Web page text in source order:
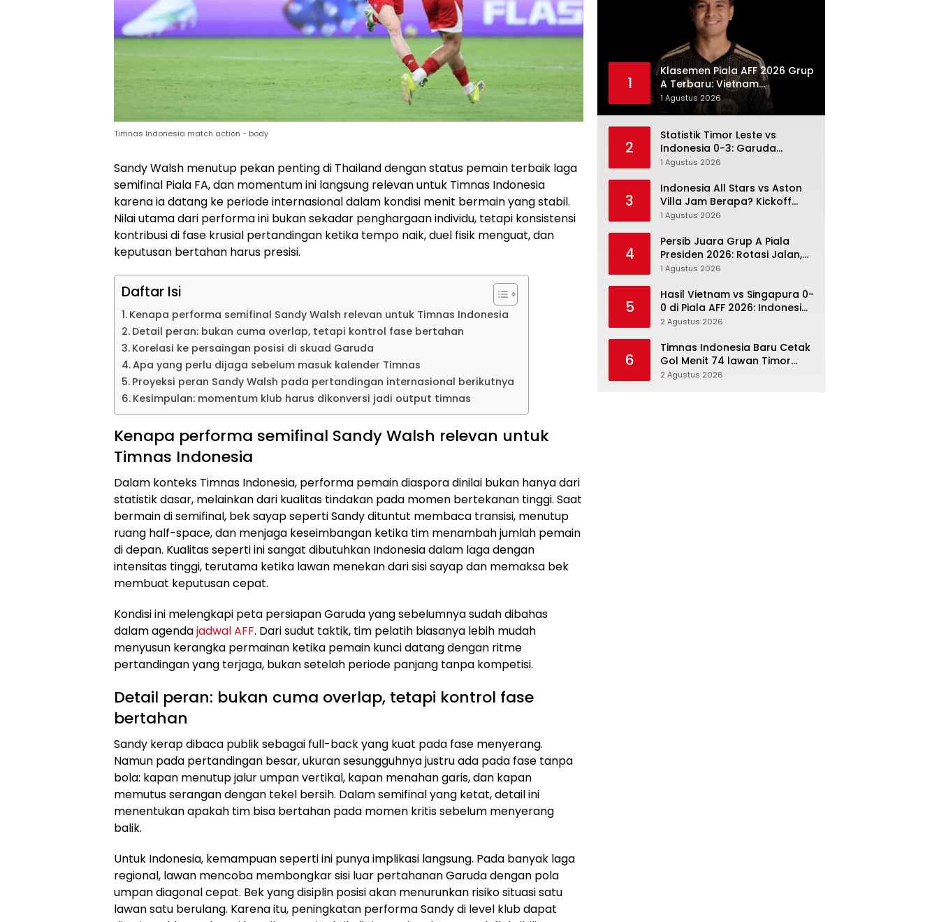
Timnas Indonesia match action - body
Sandy Walsh menutup pekan penting di Thailand dengan status pemain terbaik laga
semifinal Piala FA, dan momentum ini langsung relevan untuk Timnas Indonesia
karena ia datang ke periode internasional dalam kondisi menit bermain yang stabil.
Nilai utama dari performa ini bukan sekadar penghargaan individu, tetapi konsistensi
kontribusi di fase krusial pertandingan ketika tempo naik, duel fisik menguat, dan
keputusan bertahan harus presisi.
Daftar Isi
Kenapa performa semifinal Sandy Walsh relevan untuk Timnas Indonesia
Detail peran: bukan cuma overlap, tetapi kontrol fase bertahan
Korelasi ke persaingan posisi di skuad Garuda
Apa yang perlu dijaga sebelum masuk kalender Timnas
Proyeksi peran Sandy Walsh pada pertandingan internasional berikutnya
Kesimpulan: momentum klub harus dikonversi jadi output timnas
Kenapa performa semifinal Sandy Walsh relevan untuk
Timnas Indonesia
Dalam konteks Timnas Indonesia, performa pemain diaspora dinilai bukan hanya dari
statistik dasar, melainkan dari kualitas tindakan pada momen bertekanan tinggi. Saat
bermain di semifinal, bek sayap seperti Sandy dituntut membaca transisi, menutup
ruang half-space, dan menjaga keseimbangan ketika tim menambah jumlah pemain
di depan. Kualitas seperti ini sangat dibutuhkan Indonesia dalam laga dengan
intensitas tinggi, terutama ketika lawan menekan dari sisi sayap dan memaksa bek
membuat keputusan cepat.
Kondisi ini melengkapi peta persiapan Garuda yang sebelumnya sudah dibahas
dalam agendajadwal AFF. Dari sudut taktik, tim pelatih biasanya lebih mudah
menyusun kerangka permainan ketika pemain kunci datang dengan ritme
pertandingan yang terjaga, bukan setelah periode panjang tanpa kompetisi.
Detail peran: bukan cuma overlap, tetapi kontrol fase
bertahan
Sandy kerap dibaca publik sebagai full-back yang kuat pada fase menyerang.
Namun pada pertandingan besar, ukuran sesungguhnya justru ada pada fase tanpa
bola: kapan menutup jalur umpan vertikal, kapan menahan garis, dan kapan
memutus serangan dengan tekel bersih. Dalam semifinal yang ketat, detail ini
menentukan apakah tim bisa bertahan pada momen kritis sebelum menyerang
balik.
Untuk Indonesia, kemampuan seperti ini punya implikasi langsung. Pada banyak laga
regional, lawan mencoba membongkar sisi luar pertahanan Garuda dengan pola
umpan diagonal cepat. Bek yang disiplin posisi akan menurunkan risiko situasi satu
lawan satu berulang. Karena itu, peningkatan performa Sandy di level klub dapat
1
Klasemen Piala AFF 2026 Grup
A Terbaru: Vietnam
Memimpin, Indonesia Turun ke
Posisi Tiga
1 Agustus 2026
2
Statistik Timor Leste vs
Indonesia 0-3: Garuda
Menang Besar Setelah
1 Agustus 2026
3
Indonesia All Stars vs Aston
Villa Jam Berapa? Kickoff
20.00 WIB dan Cara Nonton
1 Agustus 2026
4
Persib Juara Grup A Piala
Presiden 2026: Rotasi Jalan,
Tolic Punya Alasan untuk
1 Agustus 2026
5
Hasil Vietnam vs Singapura 0-
0 di Piala AFF 2026: Indonesia
Kini Punya Jalan Terbuka
2 Agustus 2026
6
Timnas Indonesia Baru Cetak
Gol Menit 74 lawan Timor
Leste: Sabar, Rotasi, lalu
2 Agustus 2026